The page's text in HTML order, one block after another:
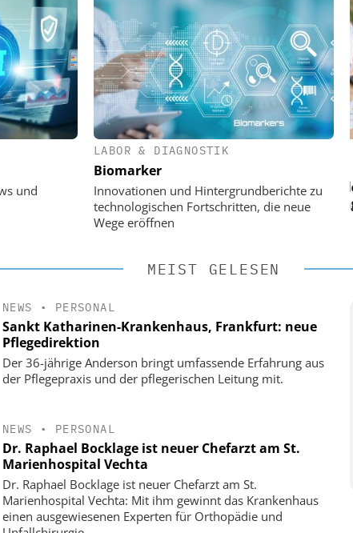
und
LABOR & DIAGNOSTIK
Biomarker
Innovationen und Hintergrundberichte zu
technologischen Fortschritten, die neue
Wege eröffnen
AG
im
Von digitaler
Steuerung
EASY SOFTWARE AG
Personalmanagement: Von digitaler
Ordnung zur KI-fähigen Steuerung
MEIST GELESEN
NEWS • PERSONAL
Sankt Katharinen-Krankenhaus, Frankfurt: neue
Pflegedirektion
Der 36-jährige Anderson bringt umfassende Erfahrung aus
der Pflegepraxis und der pflegerischen Leitung mit.
NEWS • PERSONAL
Dr. Raphael Bocklage ist neuer Chefarzt am St.
Marienhospital Vechta
Dr. Raphael Bocklage ist neuer Chefarzt am St.
Marienhospital Vechta: Mit ihm gewinnt das Krankenhaus
einen ausgewiesenen Experten für Orthopädie und